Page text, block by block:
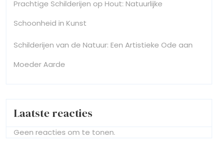
Prachtige Schilderijen op Hout: Natuurlijke
Schoonheid in Kunst
Schilderijen van de Natuur: Een Artistieke Ode aan
Moeder Aarde
Laatste reacties
Geen reacties om te tonen.